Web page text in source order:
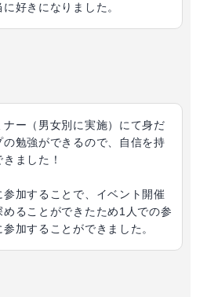
好きになりました。
ー（男女別に実施）にて身だ
の勉強ができるので、自信を持
ました！
参加することで、イベント開催
ることができたため1人での参
加することができました。